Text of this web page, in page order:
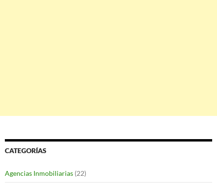
CATEGORÍAS
Agencias Inmobiliarias (22)